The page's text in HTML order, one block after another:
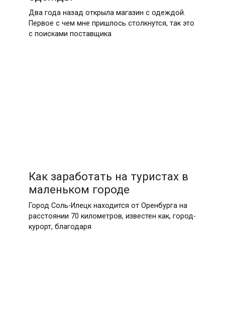
Два года назад открыла магазин с одеждой.
Первое с чем мне пришлось столкнутся, так это
с поисками поставщика
Как заработать на туристах в
маленьком городе
Город Соль-Илецк находится от Оренбурга на
расстоянии 70 километров, известен как, город-
курорт, благодаря